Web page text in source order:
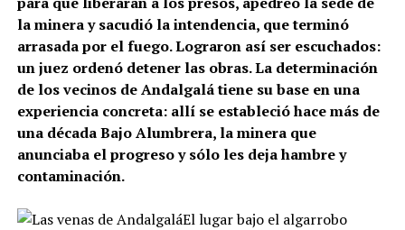
la minera y sacudió la intendencia, que terminó
arrasada por el fuego. Lograron así ser escuchados:
un juez ordenó detener las obras. La determinación
de los vecinos de Andalgalá tiene su base en una
experiencia concreta: allí se estableció hace más de
una década Bajo Alumbrera, la minera que
anunciaba el progreso y sólo les deja hambre y
contaminación.
El lugar bajo el algarrobo